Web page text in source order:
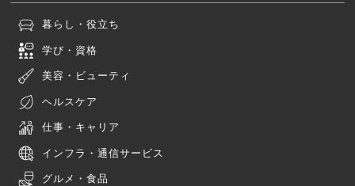
暮らし・役立ち
学び・資格
美容・ビューティ
ヘルスケア
仕事・キャリア
インフラ・通信サービス
グルメ・食品